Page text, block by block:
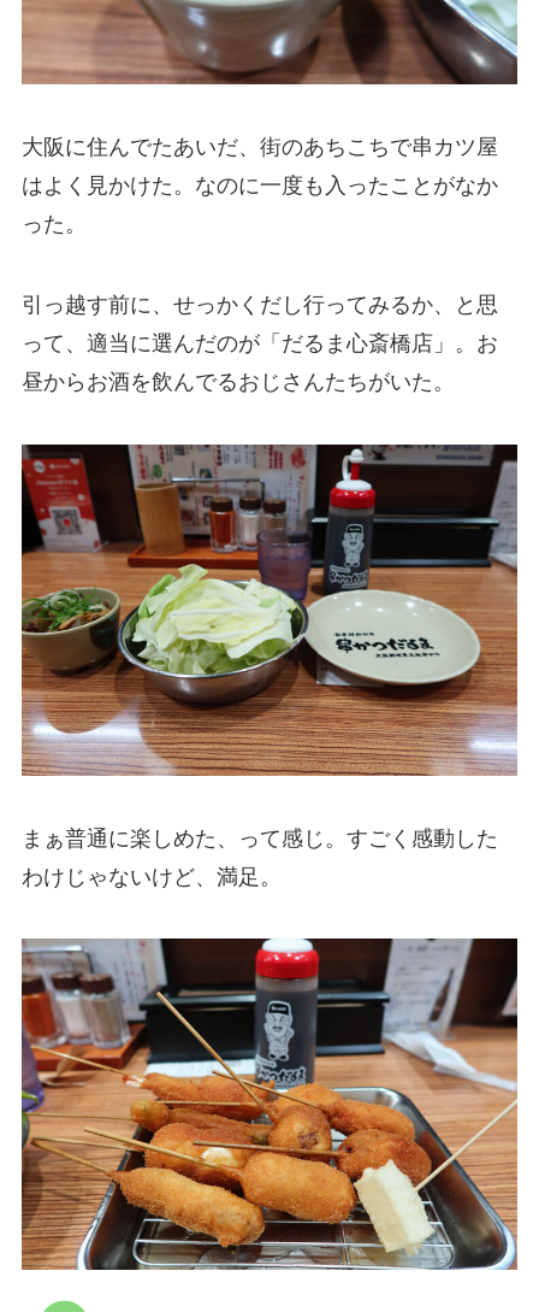
大阪に住んでたあいだ、街のあちこちで串カツ屋
はよく見かけた。なのに一度も入ったことがなか
った。
引っ越す前に、せっかくだし行ってみるか、と思
って、適当に選んだのが「だるま心斎橋店」。お
昼からお酒を飲んでるおじさんたちがいた。
まぁ普通に楽しめた、って感じ。すごく感動した
わけじゃないけど、満足。